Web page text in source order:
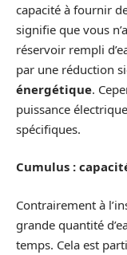
capacité à fournir
signifie que vous
réservoir rempli
par une réduction
énergétique.
puissance
spécifiques.
Cumulus :
Contrairement à
grande quantité
temps. Cela est